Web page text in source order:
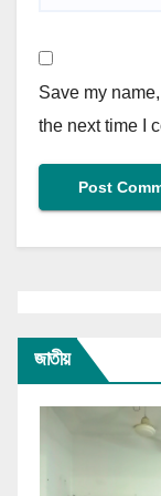
Save my
the next time I
জাতীয়